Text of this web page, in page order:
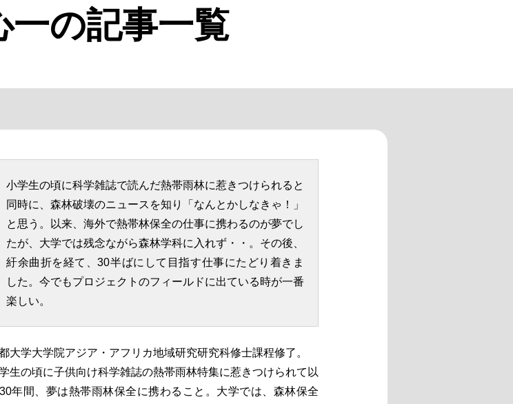
の記事一覧
小学生の頃に科学雑誌で読んだ熱帯雨林に惹きつけられると
同時に、森林破壊のニュースを知り「なんとかしなきゃ！」
と思う。以来、海外で熱帯林保全の仕事に携わるのが夢でし
たが、大学では残念ながら森林学科に入れず・・。その後、
紆余曲折を経て、30半ばにして目指す仕事にたどり着きま
した。今でもプロジェクトのフィールドに出ている時が一番
楽しい。
大学大学院アジア・アフリカ地域研究研究科修士課程修了。
生の頃に子供向け科学雑誌の熱帯雨林特集に惹きつけられて以
年間、夢は熱帯雨林保全に携わること。大学では、森林保全